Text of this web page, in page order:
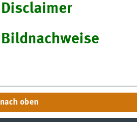
Disclaimer
Bildnachweise
nach oben